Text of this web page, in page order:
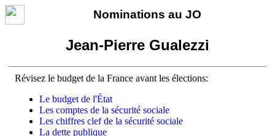
Nominations au JO
Jean-Pierre Gualezzi
Révisez le budget de la France avant les élections:
Le budget de l'État
Les comptes de la sécurité sociale
Les chiffres clef de la sécurité sociale
La dette publique